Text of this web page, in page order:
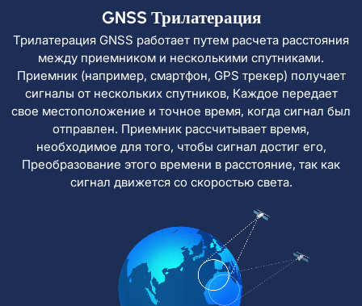
GNSS Трилатерация
Трилатерация GNSS работает путем расчета расстояния
между приемником и несколькими спутниками.
Приемник (например, смартфон, GPS трекер) получает
сигналы от нескольких спутников, Каждое передает
свое местоположение и точное время, когда сигнал был
отправлен. Приемник рассчитывает время,
необходимое для того, чтобы сигнал достиг его,
Преобразование этого времени в расстояние, так как
сигнал движется со скоростью света.